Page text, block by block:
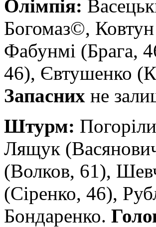
Олімпія:
Богомаз©,
Фабунмі (Брага,
46), Євтушенко
Запасних не
Штурм:
Лящук
(Волков, 61),
(Сіренко, 46),
Бондаренко.